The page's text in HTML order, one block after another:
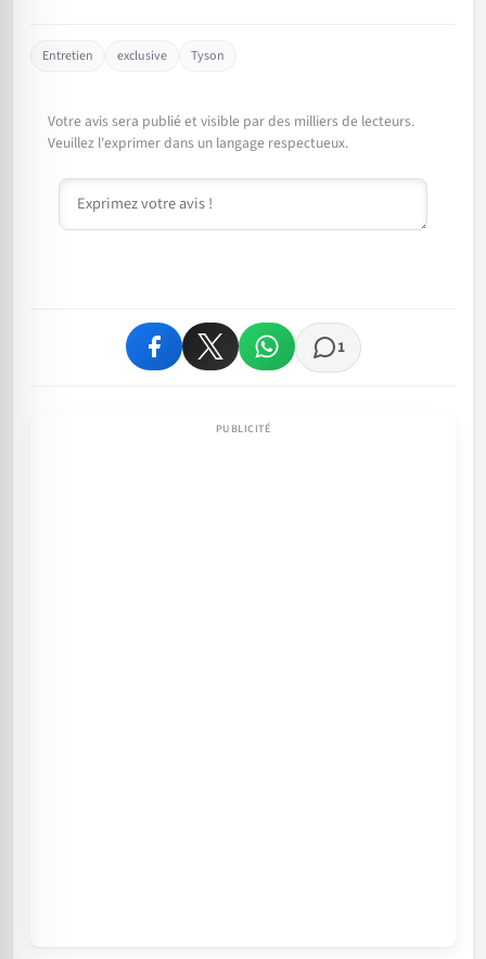
Entretien exclusive Tyson
Votre avis sera publié et visible par des milliers de lecteurs.
Veuillez l'exprimer dans un langage respectueux.
Commentaire
1